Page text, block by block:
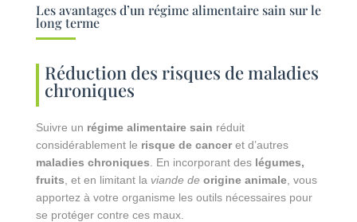
Les avantages d’un régime alimentaire sain sur le
long terme
Réduction des risques de maladies
chroniques
Suivre un régime alimentaire sain réduit
considérablement le risque de canceret d’autres
maladies chroniques . En incorporant des légumes,
fruits , et en limitant la viande de origine animale, vous
apportez à votre organisme les outils nécessaires pour
se protéger contre ces maux.